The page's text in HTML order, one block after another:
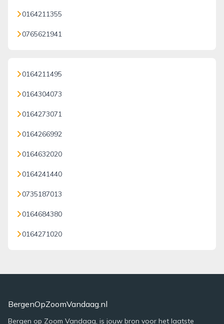
0164211355
0765621941
0164211495
0164304073
0164273071
0164266992
0164632020
0164241440
0735187013
0164684380
0164271020
BergenOpZoomVandaag.nl
Bergen op Zoom Vandaag, is jouw bron voor het laatste